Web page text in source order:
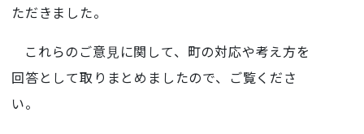
ただきました。
これらのご意見に関して、町の対応や考え方を
回答として取りまとめましたので、ご覧くださ
い。